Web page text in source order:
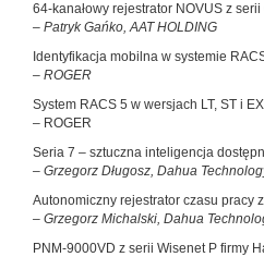
64-kanałowy rejestrator NOVUS z
– Patryk Gańko, AAT HOLDING
Identyfikacja mobilna w systemie
– ROGER
System RACS 5 w wersjach LT, ST i EX
– ROGER
Seria 7 – sztuczna inteligencja
– Grzegorz Długosz, Dahua
Autonomiczny rejestrator czasu pracy
– Grzegorz Michalski, Dahua
PNM-9000VD z serii Wisenet P firmy